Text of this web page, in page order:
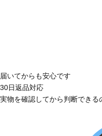
届いてからも安心です
30日返品対応
実物を確認してから判断でき